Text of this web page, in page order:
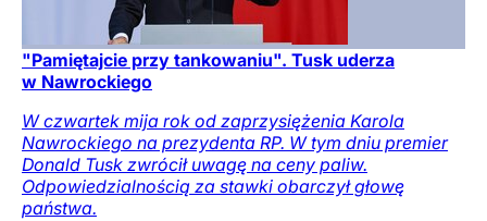
"Pamiętajcie przy tankowaniu". Tusk uderza
w Nawrockiego
W czwartek mija rok od zaprzysiężenia Karola
Nawrockiego na prezydenta RP. W tym dniu premier
Donald Tusk zwrócił uwagę na ceny paliw.
Odpowiedzialnością za stawki obarczył głowę
państwa.